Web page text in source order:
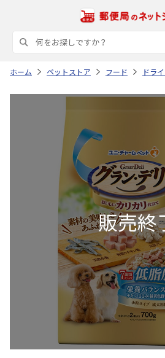
ホーム ペットストア フード ドラ